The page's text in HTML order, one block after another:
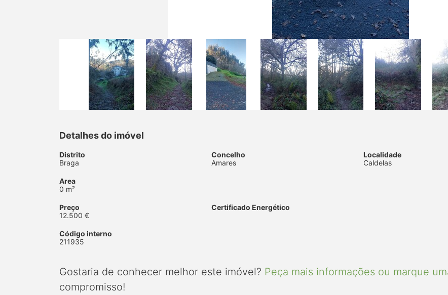
Detalhes do imóvel
Distrito
Braga
Concelho
Amares
Localidade
Caldelas
Area
0 m²
Preço
12.500 €
Certificado Energético
Código interno
211935
Gostaria de conhecer melhor este imóvel? Peça mais informações ou marque
compromisso!